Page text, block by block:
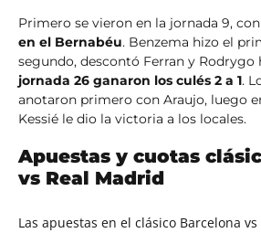
Primero se vieron en la jornada 9, con
en el Bernabéu. Benzema hizo el
segundo, descontó Ferran y Rodrygo
jornada 26 ganaron los culés 2 a 1.
anotaron primero con Araujo, luego
Kessié le dio la victoria a los locales.
Apuestas y cuotas
vs Real Madrid
Las apuestas en el clásico Barcelona